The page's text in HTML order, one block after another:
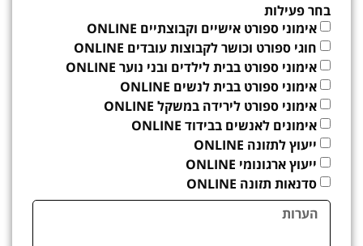
בחר פעילות
אימוני ספורט אישיים וקבוצתיים ONLINE
חוגי ספורט וכושר לקבוצות עובדים ONLINE
אימוני ספורט בבית לילדים ובני נוער ONLINE
אימוני ספורט בבית לנשים ONLINE
אימוני ספורט לירידה במשקל ONLINE
אימונים לאנשים בבידוד ONLINE
ייעוץ לתזונה ONLINE
ייעוץ ארגונומי ONLINE
סדנאות תזונה ONLINE